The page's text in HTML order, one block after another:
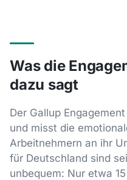
Was die
dazu sagt
Der Gallup
und misst die
Arbeitnehmern an ihr
für Deutschland sind
unbequem: Nur etwa